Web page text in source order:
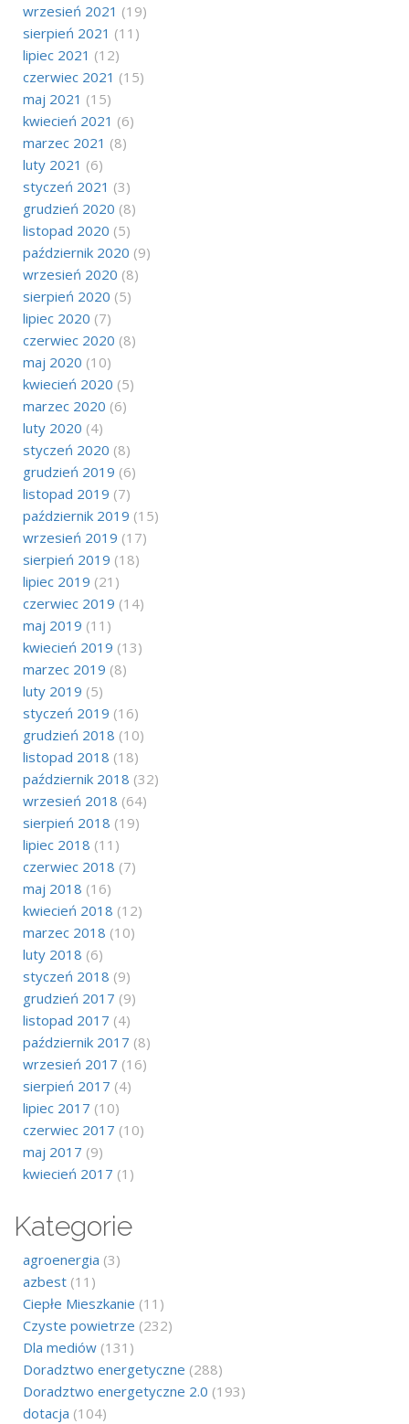
wrzesień 2021 (19)
sierpień 2021 (11)
lipiec 2021 (12)
czerwiec 2021 (15)
maj 2021 (15)
kwiecień 2021 (6)
marzec 2021 (8)
luty 2021 (6)
styczeń 2021 (3)
grudzień 2020 (8)
listopad 2020 (5)
październik 2020 (9)
wrzesień 2020 (8)
sierpień 2020 (5)
lipiec 2020 (7)
czerwiec 2020 (8)
maj 2020 (10)
kwiecień 2020 (5)
marzec 2020 (6)
luty 2020 (4)
styczeń 2020 (8)
grudzień 2019 (6)
listopad 2019 (7)
październik 2019 (15)
wrzesień 2019 (17)
sierpień 2019 (18)
lipiec 2019 (21)
czerwiec 2019 (14)
maj 2019 (11)
kwiecień 2019 (13)
marzec 2019 (8)
luty 2019 (5)
styczeń 2019 (16)
grudzień 2018 (10)
listopad 2018 (18)
październik 2018 (32)
wrzesień 2018 (64)
sierpień 2018 (19)
lipiec 2018 (11)
czerwiec 2018 (7)
maj 2018 (16)
kwiecień 2018 (12)
marzec 2018 (10)
luty 2018 (6)
styczeń 2018 (9)
grudzień 2017 (9)
listopad 2017 (4)
październik 2017 (8)
wrzesień 2017 (16)
sierpień 2017 (4)
lipiec 2017 (10)
czerwiec 2017 (10)
maj 2017 (9)
kwiecień 2017 (1)
Kategorie
agroenergia (3)
azbest (11)
Ciepłe Mieszkanie (11)
Czyste powietrze (232)
Dla mediów (131)
Doradztwo energetyczne (288)
Doradztwo energetyczne 2.0 (193)
dotacja (104)